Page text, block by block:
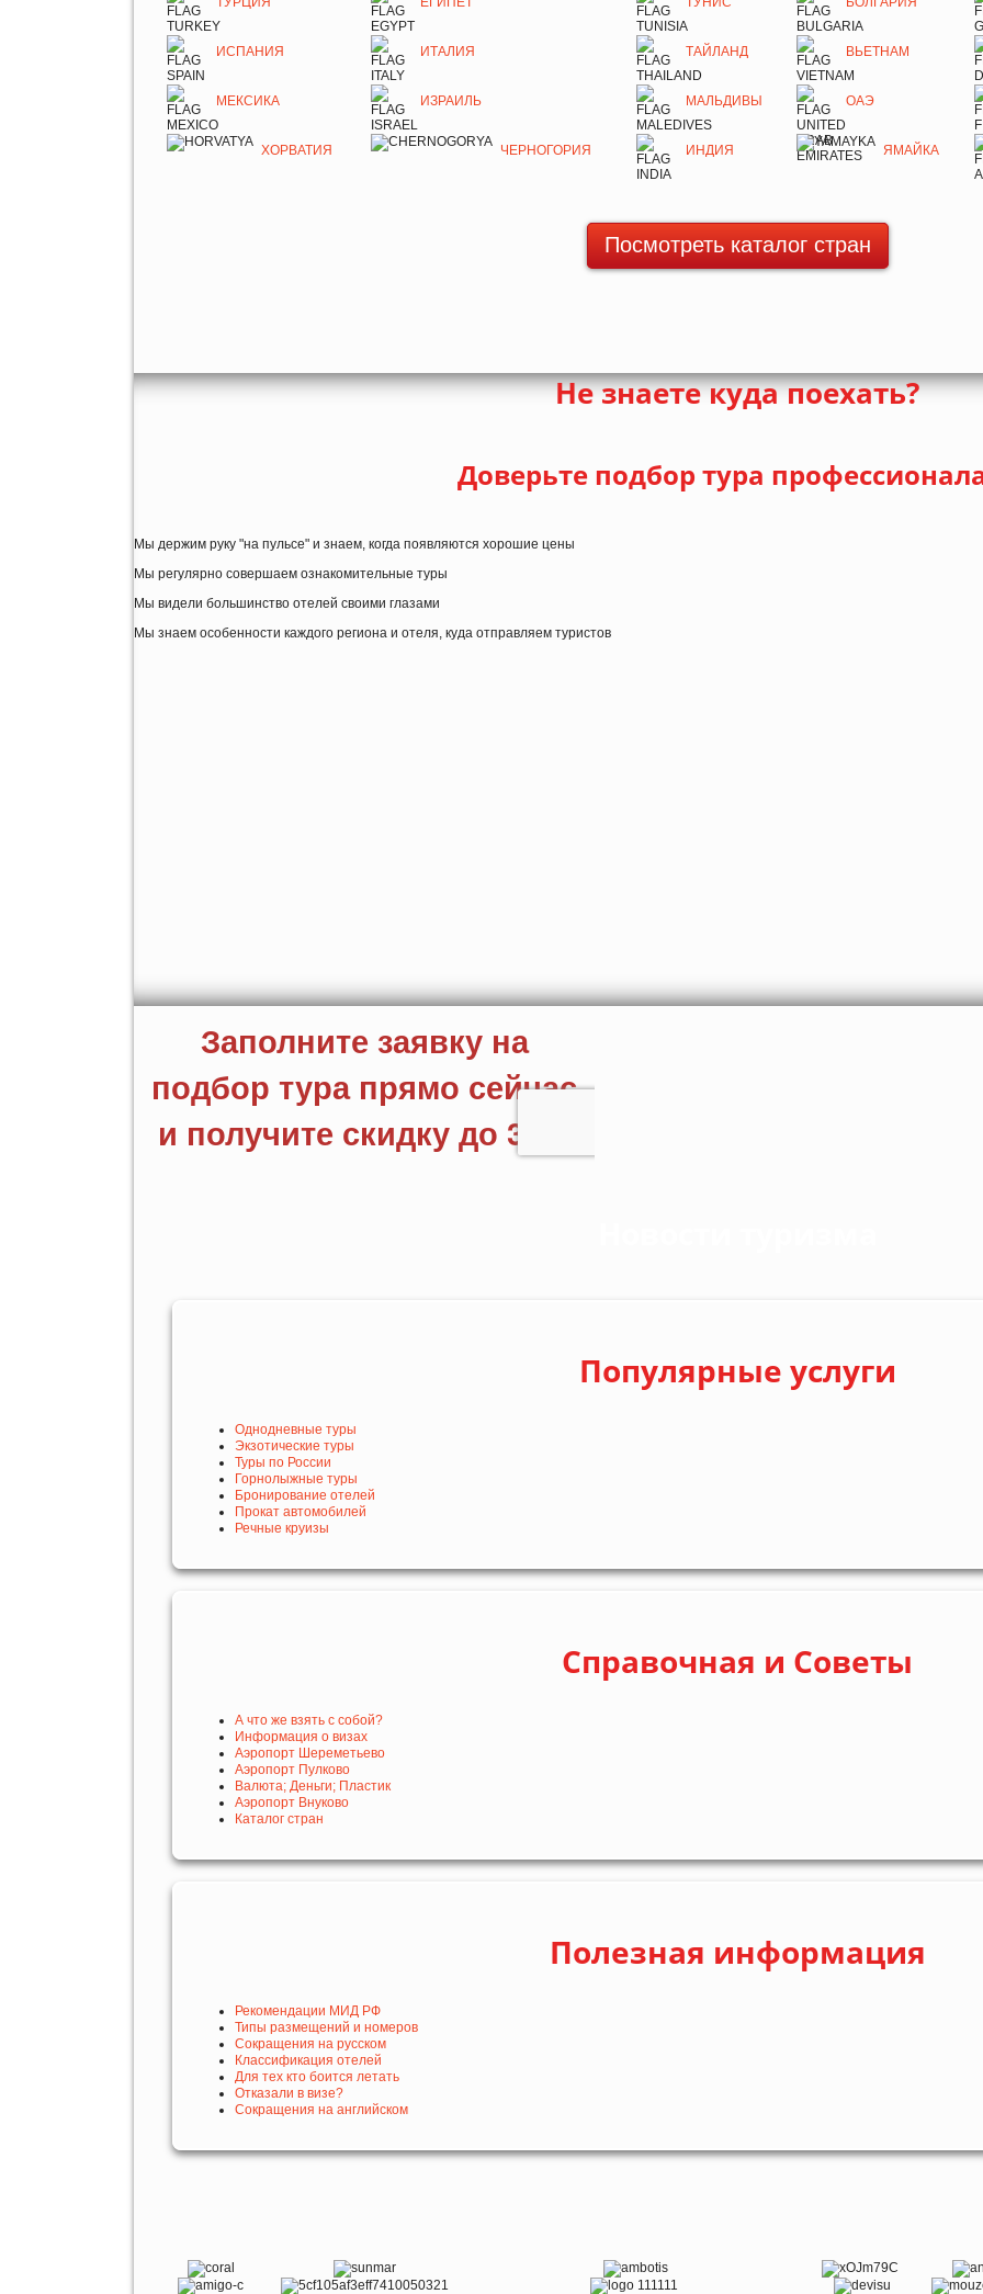
ИСПАНИЯ ИТАЛИЯ ТАЙЛАНД ВЬЕТНАМ
МЕКСИКА ИЗРАИЛЬ МАЛЬДИВЫ ОАЭ
ХОРВАТИЯ ЧЕРНОГОРИЯ ИНДИЯ ЯМАЙКА
Посмотреть каталог стран
Не знаете куда поехать?
Доверьте подбор тура
Мы держим руку "на пульсе" и знаем, когда появляются хорошие цены
Мы регулярно совершаем ознакомительные туры
Мы видели большинство отелей своими глазами
Мы знаем особенности каждого региона и отеля, куда отправляем туристов
Популярные услуги
Однодневные туры
Экзотические туры
Туры по России
Горнолыжные туры
Бронирование отелей
Прокат автомобилей
Речные круизы
Справочная и Советы
А что же взять с собой?
Информация о визах
Аэропорт Шереметьево
Аэропорт Пулково
Валюта; Деньги; Пластик
Аэропорт Внуково
Каталог стран
Полезная информация
Рекомендации МИД РФ
Типы размещений и номеров
Сокращения на русском
Классификация отелей
Для тех кто боится летать
Отказали в визе?
Сокращения на английском